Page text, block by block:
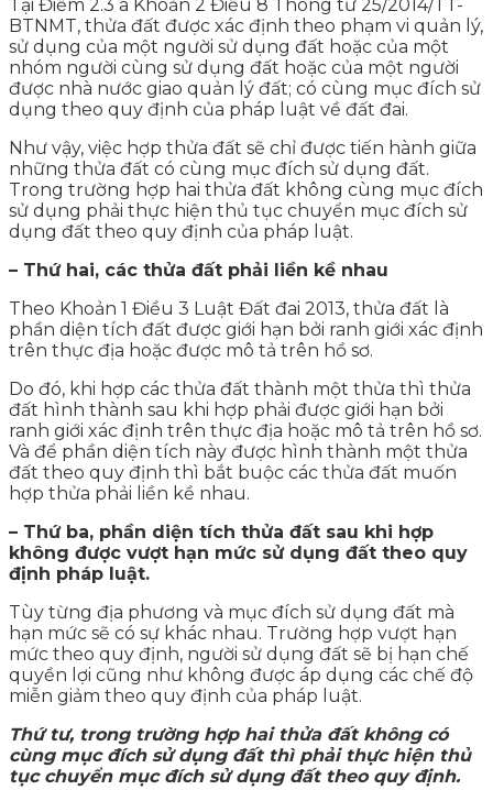
Tại Điểm 2.3 a Khoản 2 Điều 8 Thông tư 25/2014/TT-
BTNMT, thửa đất được xác định theo phạm vi quản lý,
sử dụng của một người sử dụng đất hoặc của một
nhóm người cùng sử dụng đất hoặc của một người
được nhà nước giao quản lý đất; có cùng mục đích sử
dụng theo quy định của pháp luật về đất đai.
Như vậy, việc hợp thửa đất sẽ chỉ được tiến hành giữa
những thửa đất có cùng mục đích sử dụng đất.
Trong trường hợp hai thửa đất không cùng mục đích
sử dụng phải thực hiện thủ tục chuyển mục đích sử
dụng đất theo quy định của pháp luật.
– Thứ hai, các thửa đất phải liền kề nhau
Theo Khoản 1 Điều 3 Luật Đất đai 2013, thửa đất là
phần diện tích đất được giới hạn bởi ranh giới xác định
trên thực địa hoặc được mô tả trên hồ sơ.
Do đó, khi hợp các thửa đất thành một thửa thì thửa
đất hình thành sau khi hợp phải được giới hạn bởi
ranh giới xác định trên thực địa hoặc mô tả trên hồ sơ.
Và để phần diện tích này được hình thành một thửa
đất theo quy định thì bắt buộc các thửa đất muốn
hợp thửa phải liền kề nhau.
– Thứ ba, phần diện tích thửa đất sau khi hợp
không được vượt hạn mức sử dụng đất theo quy
định pháp luật.
Tùy từng địa phương và mục đích sử dụng đất mà
hạn mức sẽ có sự khác nhau. Trường hợp vượt hạn
mức theo quy định, người sử dụng đất sẽ bị hạn chế
quyền lợi cũng như không được áp dụng các chế độ
miễn giảm theo quy định của pháp luật.
Thứ tư, trong trường hợp hai thửa đất không có
cùng mục đích sử dụng đất thì phải thực hiện thủ
tục chuyển mục đích sử dụng đất theo quy định.